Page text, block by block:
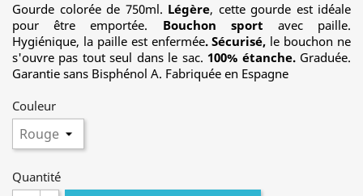
Gourde colorée de 750ml. Légère, cette gourde est idéale
pour être emportée. Bouchon sport avec paille.
Hygiénique, la paille est enfermée. Sécurisé, le bouchon ne
s'ouvre pas tout seul dans le sac. 100% étanche.Graduée.
Garantie sans Bisphénol A. Fabriquée en Espagne
Couleur
Quantité